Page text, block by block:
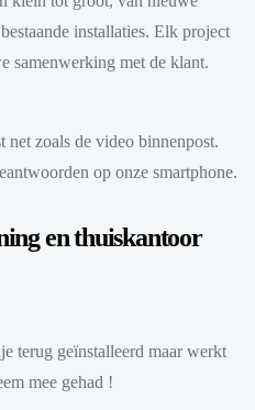
installaties. Elk project
samenwerking met de klant.
net zoals de video binnenpost.
op onze smartphone.
en thuiskantoor
terug geïnstalleerd maar werkt
mee gehad !